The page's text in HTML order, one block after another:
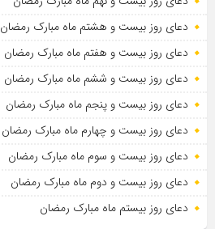
دعای روز بیست و هشتم ماه مبارک رمضان
دعای روز بیست و هفتم ماه مبارک رمضان
دعای روز بیست و ششم ماه مبارک رمضان
دعای روز بیست و پنجم ماه مبارک رمضان
دعای روز بیست و چهارم ماه مبارک رمضان
دعای روز بیست و سوم ماه مبارک رمضان
دعای روز بیست و دوم ماه مبارک رمضان
دعای روز بیستم ماه مبارک رمضان